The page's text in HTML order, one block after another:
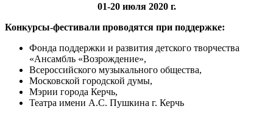
01-20 июля 2020 г.
Конкурсы-фестивали проводятся при поддержке:
Фонда поддержки и развития детского творчества
«Ансамбль «Возрождение»,
Всероссийского музыкального общества,
Московской городской думы,
Мэрии города Керчь,
Театра имени А.С. Пушкина г. Керчь